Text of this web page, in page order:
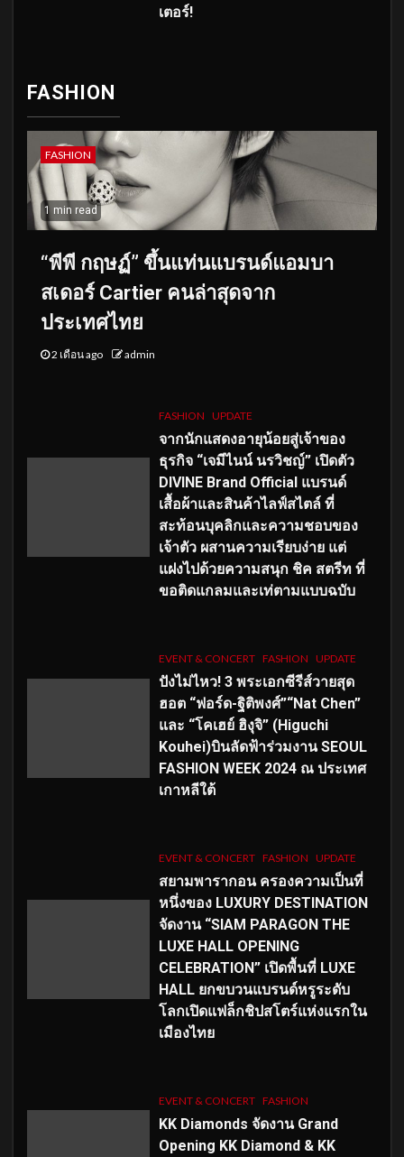
เตอร์!
FASHION
FASHION
1 min read
“พีพี กฤษฏ์” ขึ้นแท่นแบรนด์แอมบา
สเดอร์ Cartier คนล่าสุดจาก
ประเทศไทย
2 เดือน ago admin
FASHION UPDATE
จากนักแสดงอายุน้อยสู่เจ้าของ
ธุรกิจ “เจมีไนน์ นรวิชญ์” เปิดตัว
DIVINE Brand Official แบรนด์
เสื้อผ้าและสินค้าไลฟ์สไตล์ ที่
สะท้อนบุคลิกและความชอบของ
เจ้าตัว ผสานความเรียบง่าย แต่
แฝงไปด้วยความสนุก ชิค สตรีท ที่
ขอติดแกลมและเท่ตามแบบฉบับ
EVENT & CONCERT FASHION UPDATE
ปังไม่ไหว! 3 พระเอกซีรีส์วายสุด
ฮอต “ฟอร์ด-ฐิติพงศ์”“Nat Chen”
และ “โคเฮย์ ฮิงุจิ” (Higuchi
Kouhei)บินลัดฟ้าร่วมงาน SEOUL
FASHION WEEK 2024 ณ ประเทศ
เกาหลีใต้
EVENT & CONCERT FASHION UPDATE
สยามพารากอน ครองความเป็นที่
หนึ่งของ LUXURY DESTINATION
จัดงาน “SIAM PARAGON THE
LUXE HALL OPENING
CELEBRATION” เปิดพื้นที่ LUXE
HALL ยกขบวนแบรนด์หรูระดับ
โลกเปิดแฟล็กชิปสโตร์แห่งแรกใน
เมืองไทย
EVENT & CONCERT FASHION
KK Diamonds จัดงาน Grand
Opening KK Diamond & KK